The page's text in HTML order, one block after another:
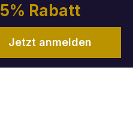
5% Rabatt
Jetzt anmelden